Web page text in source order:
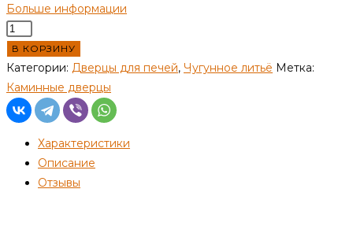
Больше информации
Количество
товара
Дверка
каминная
Эверест
320
В КОРЗИНУ
Категории: Дверцы для печей, Чугунное литьё Метка:
Каминные дверцы
Характеристики
Описание
Отзывы